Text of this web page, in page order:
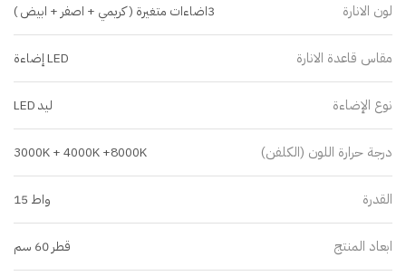
لون الانارة 3اضاءات متغيرة ( كريمي + اصفر + ابيض )
مقاس قاعدة الانارة LED إضاءة
نوع الإضاءة ليد LED
درجة حرارة اللون (الكلفن) 3000K + 4000K +8000K
القدرة واط 15
ابعاد المنتج قطر 60 سم